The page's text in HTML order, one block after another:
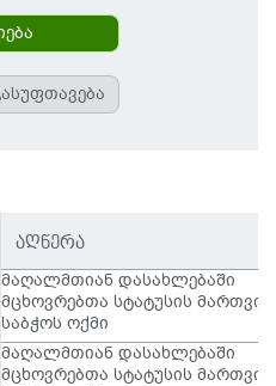
აღწერა
მაღალმთიან დასახლებაში
მცხოვრებთა სტატუსის მართვის
საბჭოს ოქმი
მაღალმთიან დასახლებაში
მცხოვრებთა სტატუსის მართვის